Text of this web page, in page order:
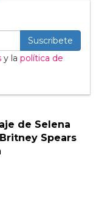
Suscribete
y la política de
de Selena
Spears